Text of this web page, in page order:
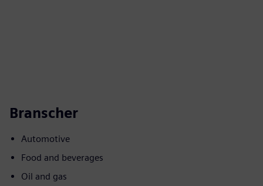
Branscher
Automotive
Food and beverages
Oil and gas